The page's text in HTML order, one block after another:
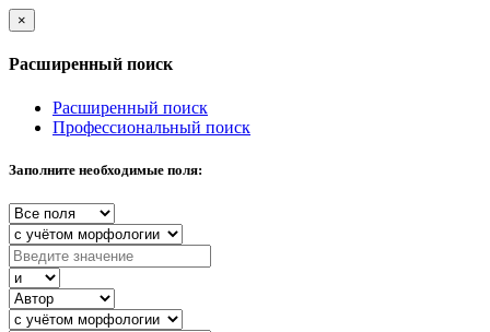
×
Расширенный поиск
Расширенный поиск
Профессиональный поиск
Заполните необходимые поля: